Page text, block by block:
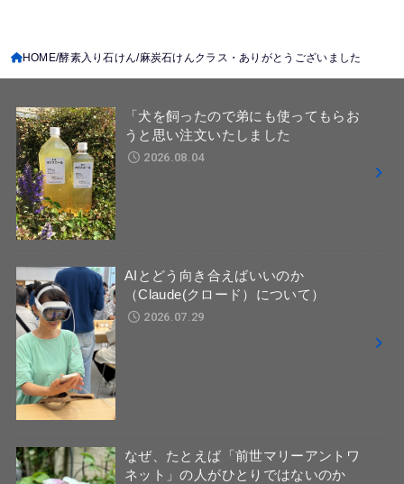
HOME 酵素入り石けん 麻炭石けんクラス・ありがとうございました
「犬を飼ったので弟にも使ってもらお
うと思い注文いたしました
2026.08.04
AIとどう向き合えばいいのか
（Claude(クロード）について）
2026.07.29
なぜ、たとえば「前世マリーアントワ
ネット」の人がひとりではないのか